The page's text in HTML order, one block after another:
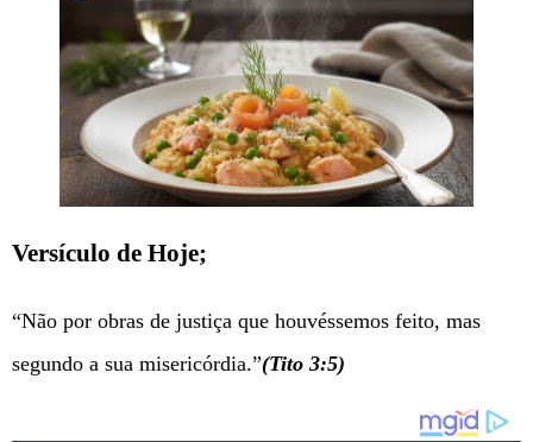
Versículo de Hoje;
“Não por obras de justiça que houvéssemos feito, mas
segundo a sua misericórdia.”(Tito 3:5)